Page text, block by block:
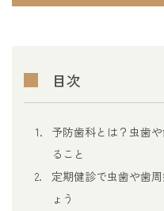
目次
予防歯科とは？虫歯
ること
定期健診で虫歯や歯
ょう